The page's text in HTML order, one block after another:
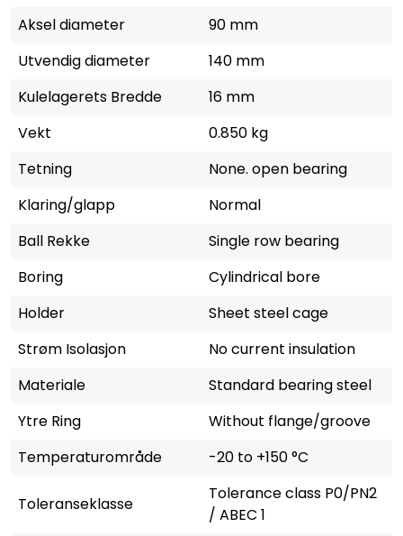
Aksel diameter
90 mm
Utvendig diameter
140 mm
Kulelagerets Bredde
16 mm
Vekt
0.850 kg
Tetning
None. open bearing
Klaring/glapp
Normal
Ball Rekke
Single row bearing
Boring
Cylindrical bore
Holder
Sheet steel cage
Strøm Isolasjon
No current insulation
Materiale
Standard bearing steel
Ytre Ring
Without flange/groove
Temperaturområde
-20 to +150 °C
Toleranseklasse
Tolerance class P0/PN2
/ ABEC 1